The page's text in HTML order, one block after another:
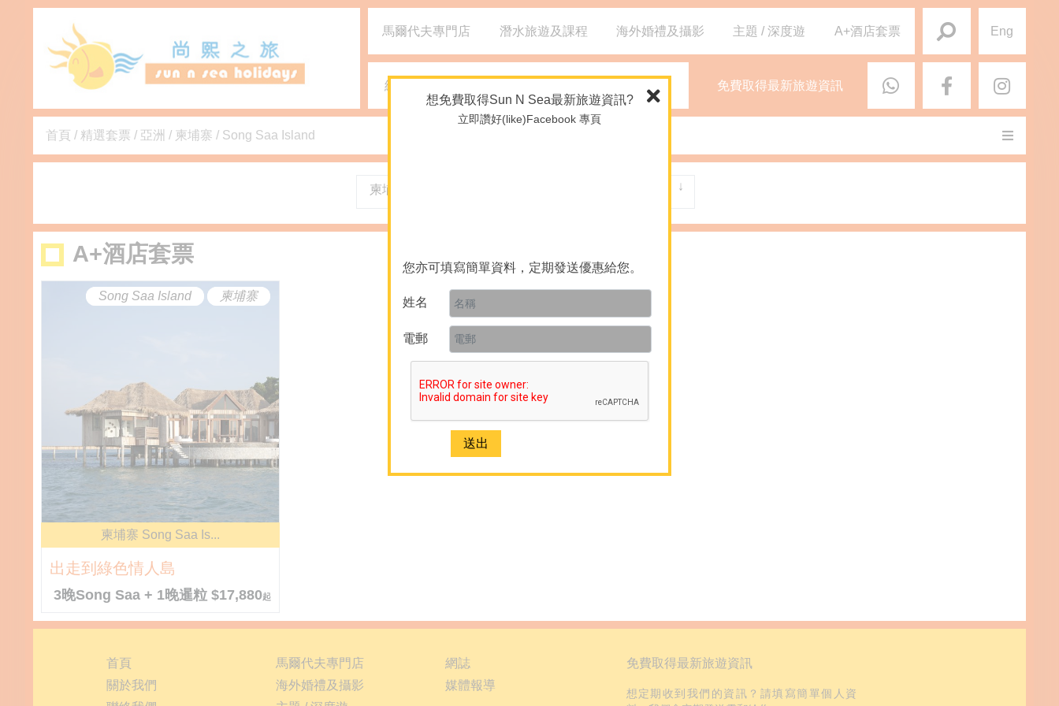
想免費取得Sun N Sea最新旅遊資訊?
立即讚好(like)Facebook 專頁
您亦可填寫簡單資料，定期發送優惠給您。
姓名
電郵
馬爾代夫專門店 潛水旅遊及課程 海外婚禮及攝影 主題 / 深度遊 A+酒店套票 Eng
網誌 免費取得最新旅遊資訊
首頁 / 精選套票 / 亞洲 / 柬埔寨 / Song Saa Island
柬埔寨
A+酒店套票
Song Saa Island 柬埔寨
柬埔寨 Song Saa Is...
出走到綠色情人島
3晚Song Saa + 1晚暹粒 $17,880起
首頁
關於我們
馬爾代夫專門店
海外婚禮及攝影
網誌
媒體報導
免費取得最新旅遊資訊
想定期收到我們的資訊？請填寫簡單個人資